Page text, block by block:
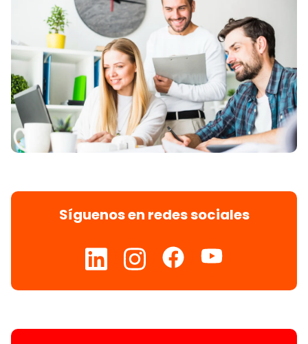
Síguenos en redes sociales